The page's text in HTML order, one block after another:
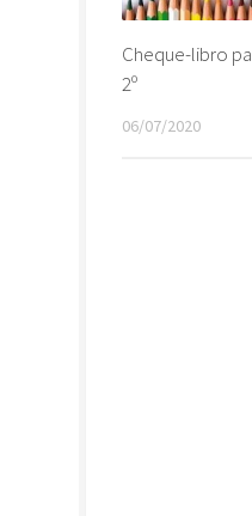
Cheque-libro
2º
06/07/2020